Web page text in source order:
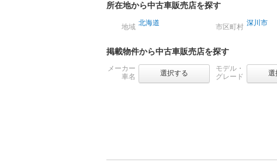
所在地から中古車販売店を探す
地域 北海道 市区町村 深川市
掲載物件から中古車販売店を探す
メーカー
車名
選択する
モデル・
グレード
選